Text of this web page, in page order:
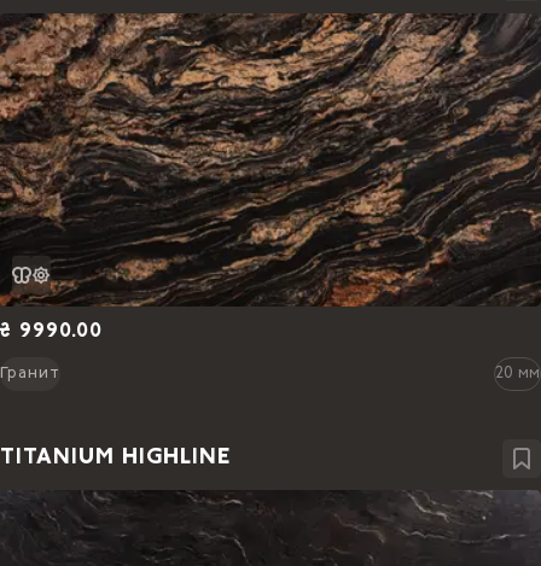
₴ 9990.00
Гранит 20 мм
TITANIUM HIGHLINE